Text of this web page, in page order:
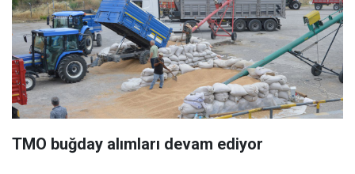
TMO buğday alımları devam ediyor